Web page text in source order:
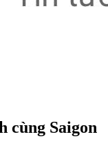
cùng Saigon